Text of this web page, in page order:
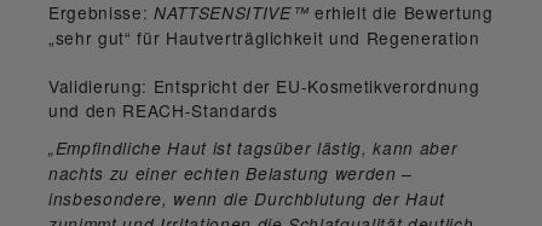
Ergebnisse: NATTSENSITIVE™ erhielt die Bewertung
„sehr gut“ für Hautverträglichkeit und Regeneration
Validierung: Entspricht der EU-Kosmetikverordnung
und den REACH-Standards
„Empfindliche Haut ist tagsüber lästig, kann aber
nachts zu einer echten Belastung werden –
insbesondere, wenn die Durchblutung der Haut